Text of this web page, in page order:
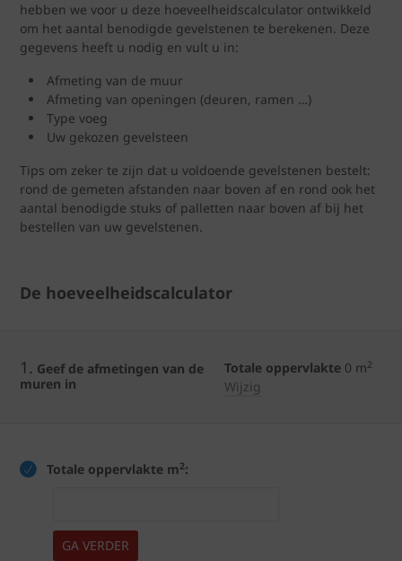
hebben we voor u deze hoeveelheidscalculator ontwikkeld
om het aantal benodigde gevelstenen te berekenen. Deze
gegevens heeft u nodig en vult u in:
Afmeting van de muur
Afmeting van openingen (deuren, ramen …)
Type voeg
Uw gekozen gevelsteen
Tips om zeker te zijn dat u voldoende gevelstenen bestelt:
rond de gemeten afstanden naar boven af en rond ook het
aantal benodigde stuks of palletten naar boven af bij het
bestellen van uw gevelstenen.
De hoeveelheidscalculator
1. Geef de afmetingen van de
muren in
Totale oppervlakte 0 m2
Wijzig
Totale oppervlakte m2:
GA VERDER